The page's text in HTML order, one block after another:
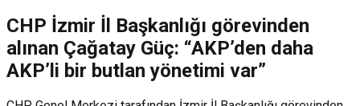
CHP İzmir İl Başkanlığı görevinden
alınan Çağatay Güç: “AKP’den daha
AKP’li bir butlan yönetimi var”